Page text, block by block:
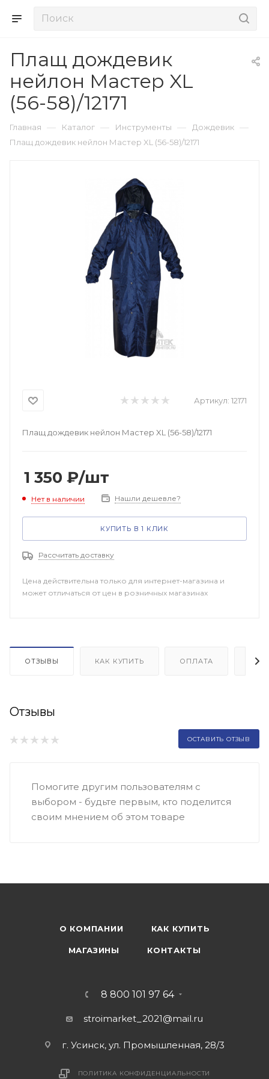
Плащ дождевик
нейлон Мастер XL
(56-58)/12171
Главная — Каталог — Инструменты — Дождевик —
Плащ дождевик нейлон Мастер XL (56-58)/12171
Артикул: 12171
Плащ дождевик нейлон Мастер XL (56-58)/12171
1 350 ₽/шт
Нет в наличии Нашли дешевле?
КУПИТЬ В 1 КЛИК
Рассчитать доставку
Цена действительна только для интернет-магазина и
может отличаться от цен в розничных магазинах
ОТЗЫВЫ КАК КУПИТЬ ОПЛАТА
Отзывы
ОСТАВИТЬ ОТЗЫВ
Помогите другим пользователям с
выбором - будьте первым, кто поделится
своим мнением об этом товаре
О КОМПАНИИ КАК КУПИТЬ
МАГАЗИНЫ КОНТАКТЫ
8 800 101 97 64
stroimarket_2021@mail.ru
г. Усинск, ул. Промышленная, 28/3
ПОЛИТИКА КОНФИДЕНЦИАЛЬНОСТИ